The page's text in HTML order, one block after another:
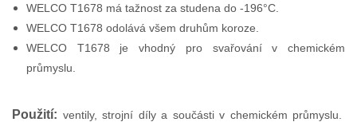
WELCO T1678 má tažnost za studena do -196°C.
WELCO T1678 odolává všem druhům koroze.
WELCO T1678 je vhodný pro svařování v chemickém
průmyslu.
Použití: ventily, strojní díly a součásti v chemickém průmyslu.